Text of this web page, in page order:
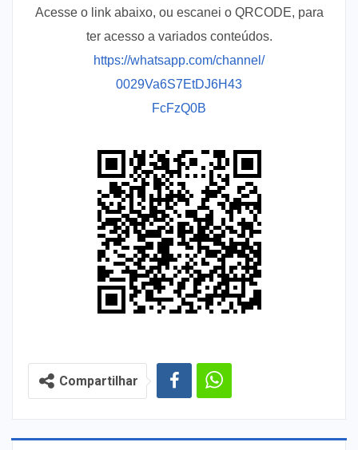
Acesse o link abaixo, ou escanei o QRCODE, para
ter acesso a variados conteúdos.
https://whatsapp.com/channel/
0029Va6S7EtDJ6H43
FcFzQ0B
Compartilhar